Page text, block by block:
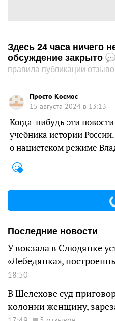
Здесь 24 часа ничего
обсуждение закрыто
правила публикации
Просто Космос
15 августа 2024 в 13:13
Когда-нибудь эти
учебника истории
о нацистском режиме
Последние новости
У вокзала в Слюдянке
«Лебедянка»,
18:50
В Шелехове суд
колонии женщину,